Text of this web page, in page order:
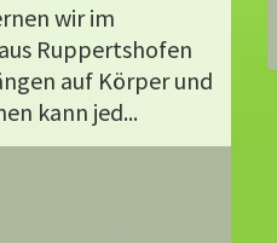
wir im
Ruppertshofen
auf Körper und
kann jed...